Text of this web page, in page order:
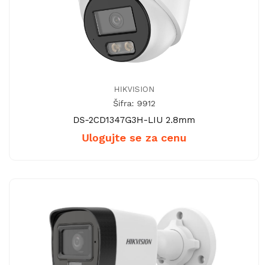
HIKVISION
Šifra: 9912
DS-2CD1347G3H-LIU 2.8mm
Ulogujte se za cenu